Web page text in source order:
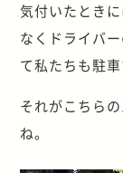
気付いたとき
なくドライバ
て私たちも駐
それがこちら
ね。